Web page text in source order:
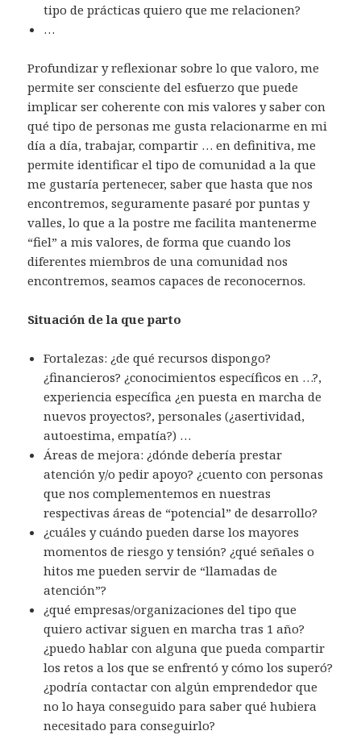
tipo de prácticas quiero que me relacionen?
…
Profundizar y reflexionar sobre lo que valoro, me
permite ser consciente del esfuerzo que puede
implicar ser coherente con mis valores y saber con
qué tipo de personas me gusta relacionarme en mi
día a día, trabajar, compartir … en definitiva, me
permite identificar el tipo de comunidad a la que
me gustaría pertenecer, saber que hasta que nos
encontremos, seguramente pasaré por puntas y
valles, lo que a la postre me facilita mantenerme
“fiel” a mis valores, de forma que cuando los
diferentes miembros de una comunidad nos
encontremos, seamos capaces de reconocernos.
Situación de la que parto
Fortalezas: ¿de qué recursos dispongo?
¿financieros? ¿conocimientos específicos en …?,
experiencia específica ¿en puesta en marcha de
nuevos proyectos?, personales (¿asertividad,
autoestima, empatía?) …
Áreas de mejora: ¿dónde debería prestar
atención y/o pedir apoyo? ¿cuento con personas
que nos complementemos en nuestras
respectivas áreas de “potencial” de desarrollo?
¿cuáles y cuándo pueden darse los mayores
momentos de riesgo y tensión? ¿qué señales o
hitos me pueden servir de “llamadas de
atención”?
¿qué empresas/organizaciones del tipo que
quiero activar siguen en marcha tras 1 año?
¿puedo hablar con alguna que pueda compartir
los retos a los que se enfrentó y cómo los superó?
¿podría contactar con algún emprendedor que
no lo haya conseguido para saber qué hubiera
necesitado para conseguirlo?